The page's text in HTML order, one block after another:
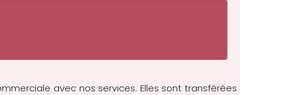
avec nos services. Elles sont transférées